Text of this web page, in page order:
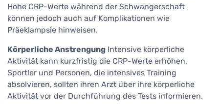
Hohe CRP-Werte während der Schwangerschaft
können jedoch auch auf Komplikationen wie
Präeklampsie hinweisen.
Körperliche Anstrengung Intensive körperliche
Aktivität kann kurzfristig die CRP-Werte erhöhen.
Sportler und Personen, die intensives Training
absolvieren, sollten ihren Arzt über ihre körperliche
Aktivität vor der Durchführung des Tests informieren.